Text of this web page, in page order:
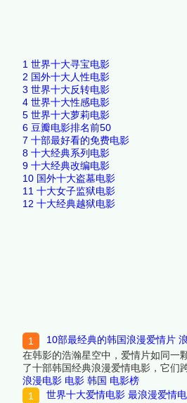
1 世界十大寻宝电影
2 国外十大人性电影
3 世界十大反转电影
4 世界十大性感电影
5 世界十大萝莉电影
6 豆瓣电影排名前50
7 十部最好看的免费电影
8 十大经典系列电影
9 十大经典改编电影
10 国外十大盗墓电影
11 十大女子监狱电影
12 十大经典越狱电影
10部最经典的韩国浪漫爱情片
在韩影的浩瀚星空中，爱情片如同一
了十部韩国经典浪漫爱情电影，它们
浪漫电影 电影 韩国 电影榜
世界十大爱情电影 最浪漫爱情